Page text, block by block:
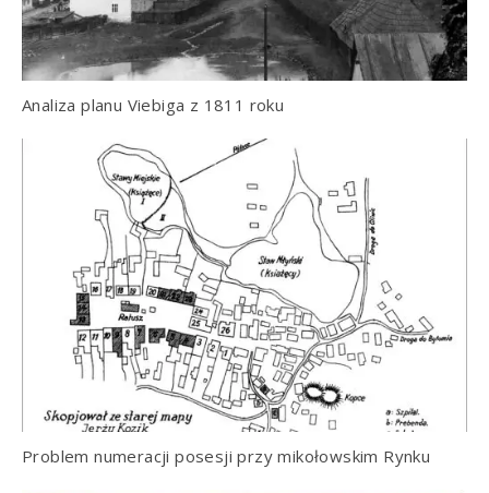
Analiza planu Viebiga z 1811 roku
Problem numeracji posesji przy mikołowskim Rynku